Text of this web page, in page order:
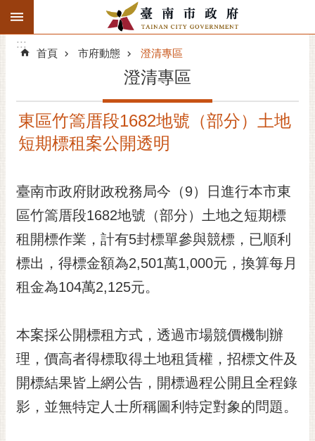
跳到主要內容區塊
搜
階
精彩府城
市府團隊
主題服務
市政資訊
市民互動
黃
偉
哲
螢
光
:::
:::
首頁 市府動態 澄清專區
澄清專區
東區竹篙厝段1682地號（部分）土地
短期標租案公開透明
臺南市政府財政稅務局今（9）日進行本市東
區竹篙厝段1682地號（部分）土地之短期標
租開標作業，計有5封標單參與競標，已順利
標出，得標金額為2,501萬1,000元，換算每月
租金為104萬2,125元。
本案採公開標租方式，透過市場競價機制辦
理，價高者得標取得土地租賃權，招標文件及
開標結果皆上網公告，開標過程公開且全程錄
影，並無特定人士所稱圖利特定對象的問題。